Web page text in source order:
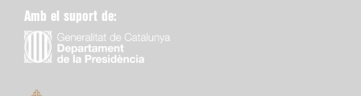
Amb el suport de: